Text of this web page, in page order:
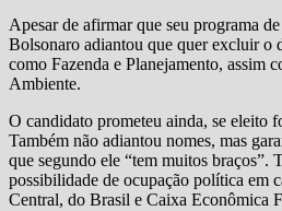
Apesar de afirmar que seu programa
Bolsonaro adiantou que quer excluir o
como Fazenda e Planejamento, assim
Ambiente.
O candidato prometeu ainda, se eleito
Também não adiantou nomes, mas
que segundo ele “tem muitos braços”.
possibilidade de ocupação política em
Central, do Brasil e Caixa Econômica